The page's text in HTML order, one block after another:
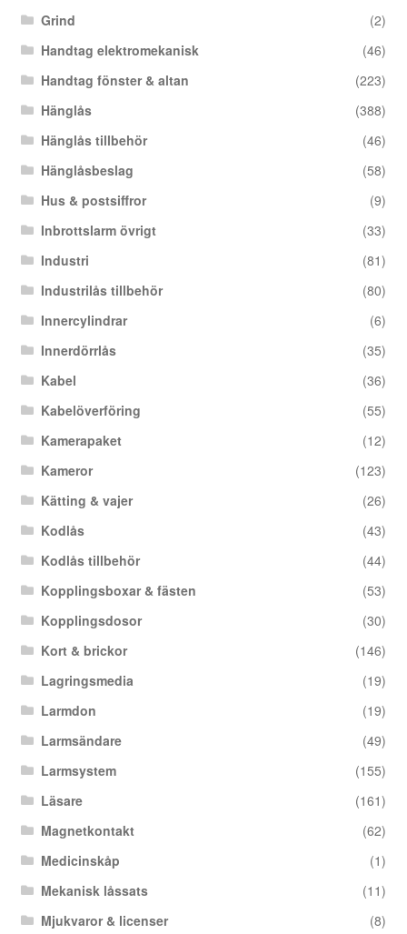
Grind
(2)
Handtag elektromekanisk
(46)
Handtag fönster & altan
(223)
Hänglås
(388)
Hänglås tillbehör
(46)
Hänglåsbeslag
(58)
Hus & postsiffror
(9)
Inbrottslarm övrigt
(33)
Industri
(81)
Industrilås tillbehör
(80)
Innercylindrar
(6)
Innerdörrlås
(35)
Kabel
(36)
Kabelöverföring
(55)
Kamerapaket
(12)
Kameror
(123)
Kätting & vajer
(26)
Kodlås
(43)
Kodlås tillbehör
(44)
Kopplingsboxar & fästen
(53)
Kopplingsdosor
(30)
Kort & brickor
(146)
Lagringsmedia
(19)
Larmdon
(19)
Larmsändare
(49)
Larmsystem
(155)
Läsare
(161)
Magnetkontakt
(62)
Medicinskåp
(1)
Mekanisk låssats
(11)
Mjukvaror & licenser
(8)